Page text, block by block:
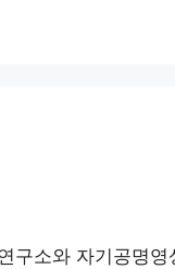
소와 자기공명영